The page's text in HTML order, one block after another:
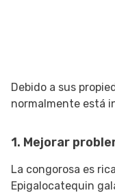
Debido a sus
normalmente está
1. Mejorar
La congorosa es
Epigalocatequin